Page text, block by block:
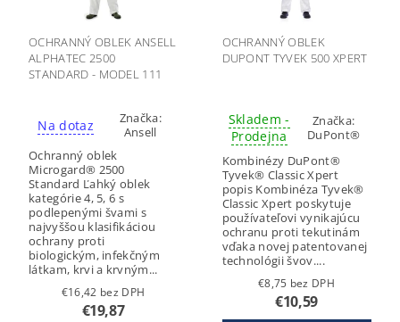
OCHRANNÝ OBLEK ANSELL
ALPHATEC 2500
STANDARD - MODEL 111
Na dotaz
Značka:
Ansell
Ochranný oblek
Microgard® 2500
Standard Ľahký oblek
kategórie 4, 5, 6 s
podlepenými švami s
najvyššou klasifikáciou
ochrany proti
biologickým, infekčným
látkam, krvi a krvným...
€16,42 bez DPH
€19,87
OCHRANNÝ OBLEK
DUPONT TYVEK 500 XPERT
Skladem -
Prodejna
Značka:
DuPont®
Kombinézy DuPont®
Tyvek® Classic Xpert
popis Kombinéza Tyvek®
Classic Xpert poskytuje
používateľovi vynikajúcu
ochranu proti tekutinám
vďaka novej patentovanej
technológii švov....
€8,75 bez DPH
€10,59